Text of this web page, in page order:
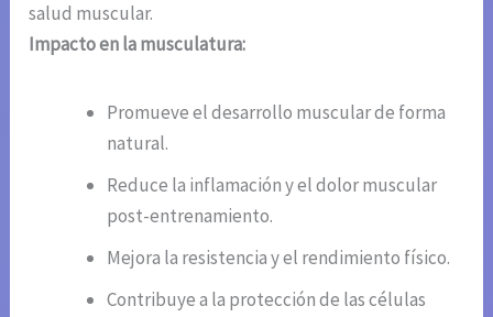
salud muscular.
Impacto en la musculatura:
Promueve el desarrollo muscular de forma
natural.
Reduce la inflamación y el dolor muscular
post-entrenamiento.
Mejora la resistencia y el rendimiento físico.
Contribuye a la protección de las células